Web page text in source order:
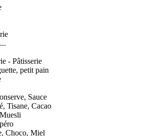
- Pâtisserie
petit pain
Sauce
Tisane, Cacao
Choco, Miel